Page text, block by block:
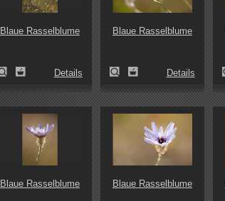
Blaue Rasselblume
Details
Blaue Rasselblume
Details
Blaue Rasselblume Blaue Rasselblume